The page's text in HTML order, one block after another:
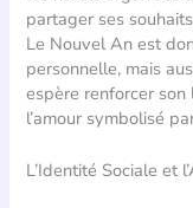
partager ses
Le Nouvel An est
personnelle, mais
espère renforcer
l’amour symbolisé
L’Identité Sociale et